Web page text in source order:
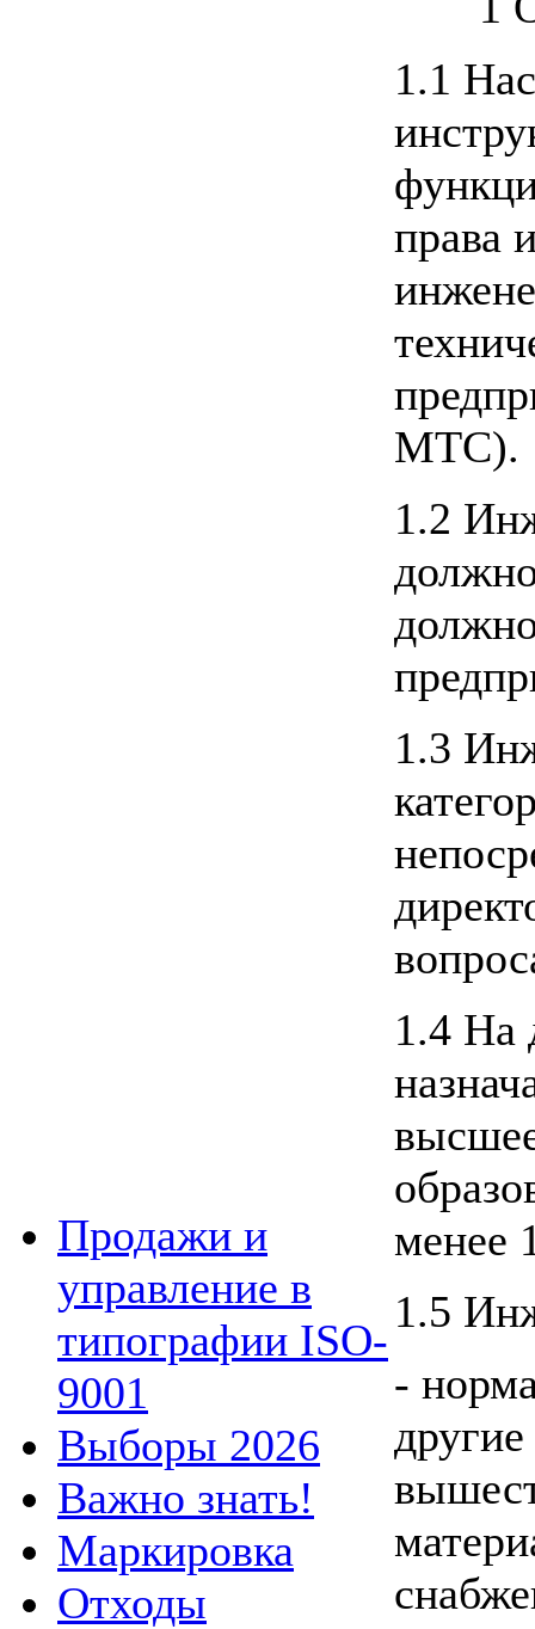
Продажи и
управление в
типографии ISO-
9001
Выборы 2026
Важно знать!
Маркировка
Отходы
1.1
права
МТС).
1.2
1.3
1.4 На
менее
1.5
-